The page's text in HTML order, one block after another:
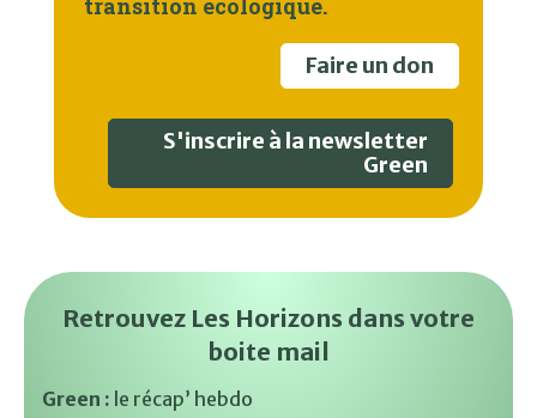
transition écologique.
Faire un don
S'inscrire à la newsletter
Green
Retrouvez Les Horizons dans votre
boite mail
Green : le récap’ hebdo